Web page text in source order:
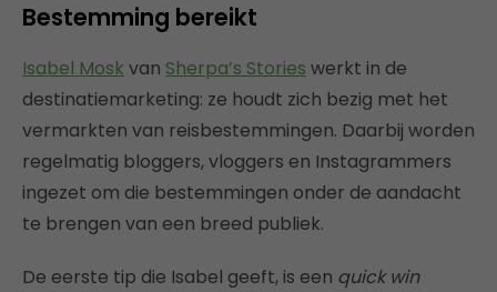
Bestemming bereikt
Isabel Mosk van Sherpa’s Stories werkt in de
destinatiemarketing: ze houdt zich bezig met het
vermarkten van reisbestemmingen. Daarbij worden
regelmatig bloggers, vloggers en Instagrammers
ingezet om die bestemmingen onder de aandacht
te brengen van een breed publiek.
De eerste tip die Isabel geeft, is een quick win